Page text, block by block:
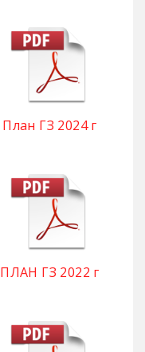
План ГЗ 2024 г
ПЛАН ГЗ 2022 г